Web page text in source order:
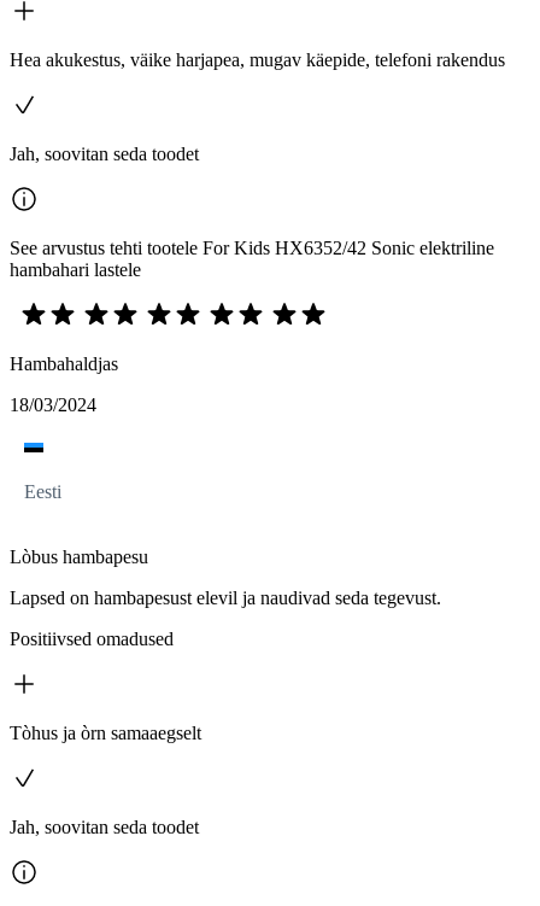
Hea akukestus, väike harjapea, mugav käepide, telefoni rakendus
Jah, soovitan seda toodet
See arvustus tehti tootele For Kids HX6352/42 Sonic elektriline
hambahari lastele
Hambahaldjas
18/03/2024
Eesti
Lòbus hambapesu
Lapsed on hambapesust elevil ja naudivad seda tegevust.
Positiivsed omadused
Tòhus ja òrn samaaegselt
Jah, soovitan seda toodet